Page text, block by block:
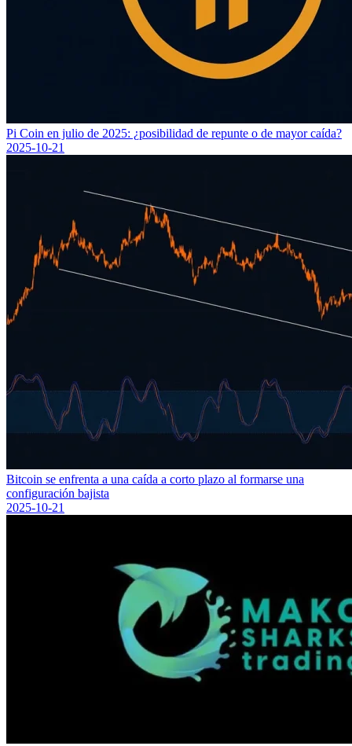
Pi Coin en julio de 2025: ¿posibilidad de repunte o de mayor caída?
2025-10-21
Bitcoin se enfrenta a una caída a corto plazo al formarse una
configuración bajista
2025-10-21